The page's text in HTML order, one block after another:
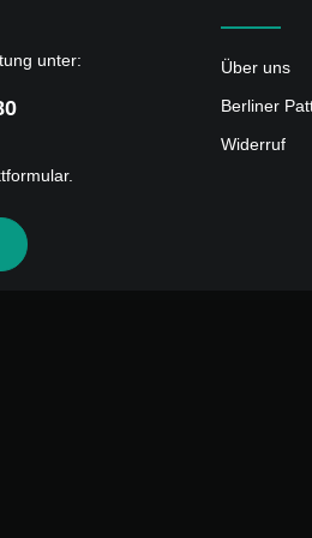
unter:
.
Über uns
Berliner
Widerruf